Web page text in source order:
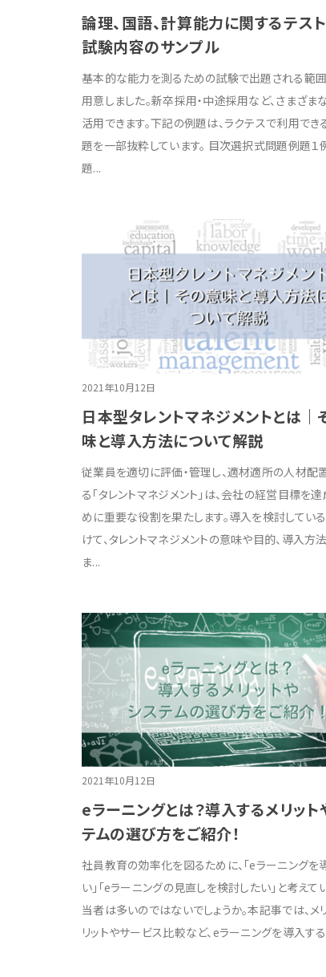
論理、国語、計算能力に関するテスト
試験内容のサンプル
基本的な能力を測るための試験で出題される範
用意しました。新卒採用・中途採用など、さまざま
活用できます。下記の例題は、ラクテスで利用でき
題を一部抜粋しています。 目次選択式問題例題１
題...
2021年10月12日
日本型タレントマネジメントとは｜
味と導入方法について解説
従業員を適切に評価・管理し、適材適所の人材配
る「タレントマネジメント」は、会社の経営目標を
めに重要な役割を果たします。導入を検討してい
けて、タレントマネジメントの意味や目的、導入方
ま...
2021年10月12日
eラーニングとは？導入するメリット
テムの選び方をご紹介！
社員教育の効率化を図るために、「eラーニングを
い」「eラーニングの見直しを検討したい」と考え
当者は多いのではないでしょうか。本記事では、メ
リットやサービス比較など、eラーニングを導入す